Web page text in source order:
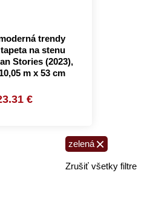
trendy
na stenu
Stories (2023),
m x 53 cm
€
zelená ×
Zrušiť všetky filtre